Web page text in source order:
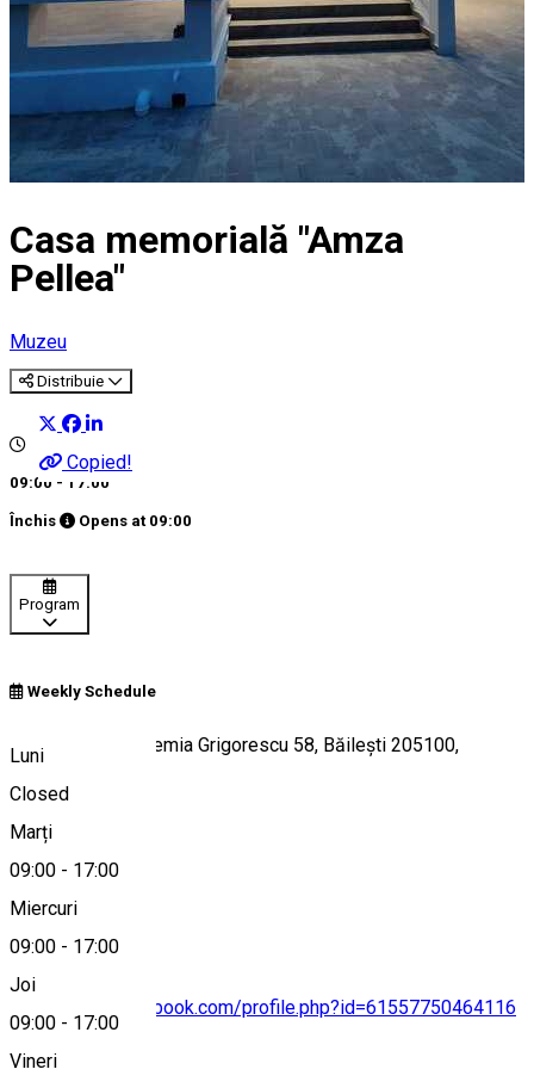
Casa memorială "Amza
Pellea"
Muzeu
Distribuie
Copied!
09:00 - 17:00
Închis Opens at 09:00
Program
Weekly Schedule
Luni
Closed
Marți
09:00 - 17:00
Miercuri
09:00 - 17:00
Joi
09:00 - 17:00
Vineri
Strada General Eremia Grigorescu 58, Băilești 205100,
România
Hartă
https://www.facebook.com/profile.php?id=61557750464116